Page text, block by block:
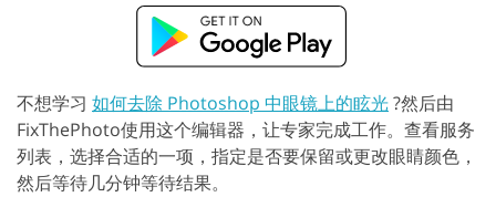
不想学习 如何去除 Photoshop 中眼镜上的眩光?然后由
FixThePhoto使用这个编辑器，让专家完成工作。查看服务
列表，选择合适的一项，指定是否要保留或更改眼睛颜色，
然后等待几分钟等待结果。